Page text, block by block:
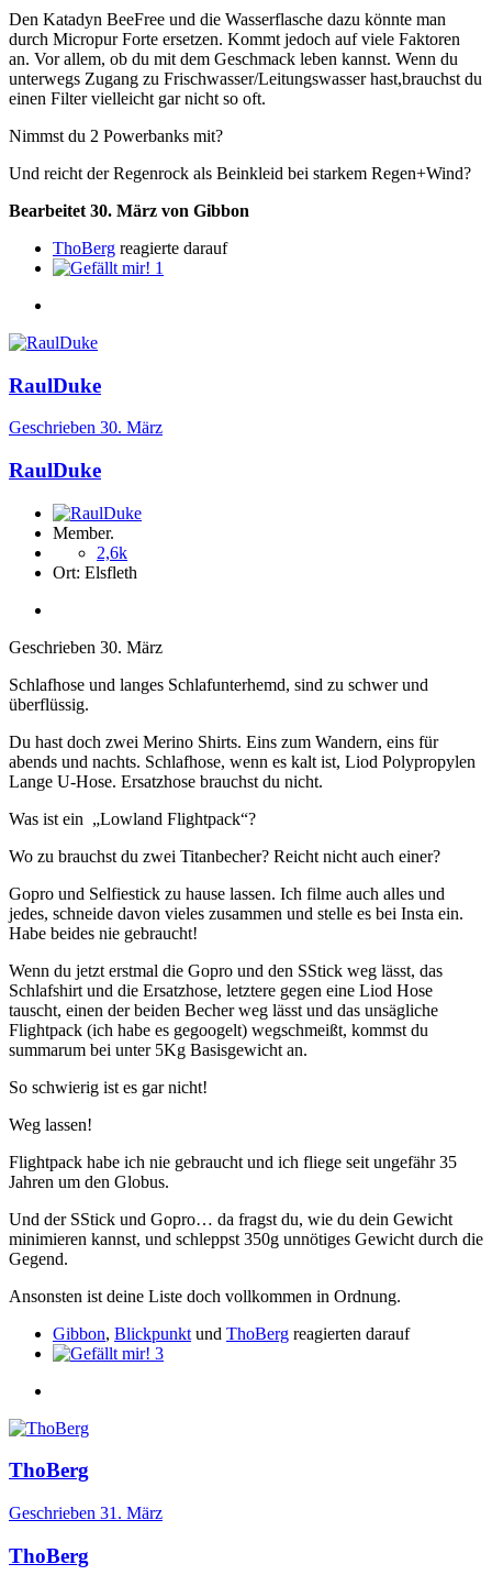
Den Katadyn BeeFree und die Wasserflasche dazu könnte man
durch Micropur Forte ersetzen. Kommt jedoch auf viele Faktoren
an. Vor allem, ob du mit dem Geschmack leben kannst. Wenn du
unterwegs Zugang zu Frischwasser/Leitungswasser hast,brauchst du
einen Filter vielleicht gar nicht so oft.
Nimmst du 2 Powerbanks mit?
Und reicht der Regenrock als Beinkleid bei starkem Regen+Wind?
Bearbeitet 30. März von Gibbon
ThoBerg reagierte darauf
1
RaulDuke
Geschrieben 30. März
RaulDuke
Member.
2,6k
Ort: Elsfleth
Geschrieben 30. März
Schlafhose und langes Schlafunterhemd, sind zu schwer und
überflüssig.
Du hast doch zwei Merino Shirts. Eins zum Wandern, eins für
abends und nachts. Schlafhose, wenn es kalt ist, Liod Polypropylen
Lange U-Hose. Ersatzhose brauchst du nicht.
Was ist ein „Lowland Flightpack“?
Wo zu brauchst du zwei Titanbecher? Reicht nicht auch einer?
Gopro und Selfiestick zu hause lassen. Ich filme auch alles und
jedes, schneide davon vieles zusammen und stelle es bei Insta ein.
Habe beides nie gebraucht!
Wenn du jetzt erstmal die Gopro und den SStick weg lässt, das
Schlafshirt und die Ersatzhose, letztere gegen eine Liod Hose
tauscht, einen der beiden Becher weg lässt und das unsägliche
Flightpack (ich habe es gegoogelt) wegschmeißt, kommst du
summarum bei unter 5Kg Basisgewicht an.
So schwierig ist es gar nicht!
Weg lassen!
Flightpack habe ich nie gebraucht und ich fliege seit ungefähr 35
Jahren um den Globus.
Und der SStick und Gopro… da fragst du, wie du dein Gewicht
minimieren kannst, und schleppst 350g unnötiges Gewicht durch die
Gegend.
Ansonsten ist deine Liste doch vollkommen in Ordnung.
Gibbon, Blickpunkt und ThoBerg reagierten darauf
3
ThoBerg
Geschrieben 31. März
ThoBerg